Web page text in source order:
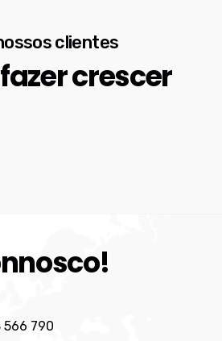
clientes
crescer
566 790